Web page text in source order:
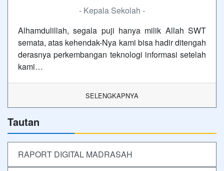
- Kepala Sekolah -
Alhamdulillah, segala puji hanya milik Allah SWT
semata, atas kehendak-Nya kami bisa hadir ditengah
derasnya perkembangan teknologi informasi setelah
kami…
SELENGKAPNYA
Tautan
RAPORT DIGITAL MADRASAH